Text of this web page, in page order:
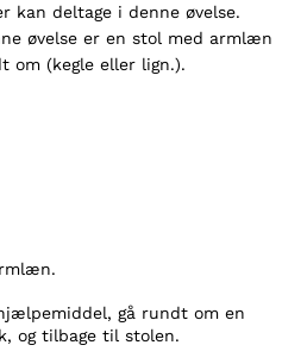
kan deltage i denne øvelse.
øvelse er en stol med armlæn
om (kegle eller lign.).
gå rundt om en
og tilbage til stolen.